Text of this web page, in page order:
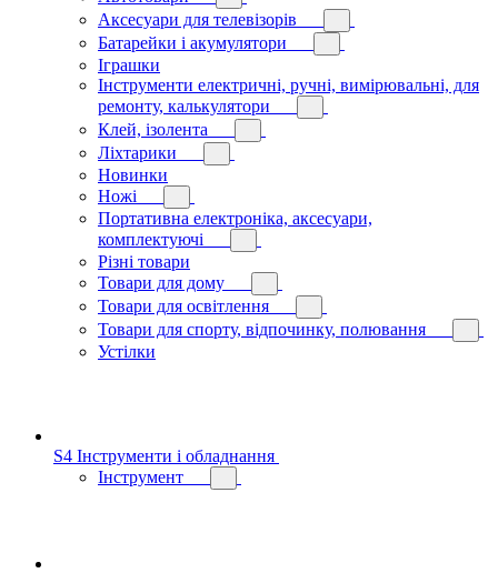
Аксесуари для телевізорів
Батарейки і акумулятори
Іграшки
Інструменти електричні, ручні, вимірювальні, для
ремонту, калькулятори
Клей, ізолента
Ліхтарики
Новинки
Ножі
Портативна електроніка, аксесуари,
комплектуючі
Різні товари
Товари для дому
Товари для освітлення
Товари для спорту, відпочинку, полювання
Устілки
S4 Інструменти і обладнання
Інструмент